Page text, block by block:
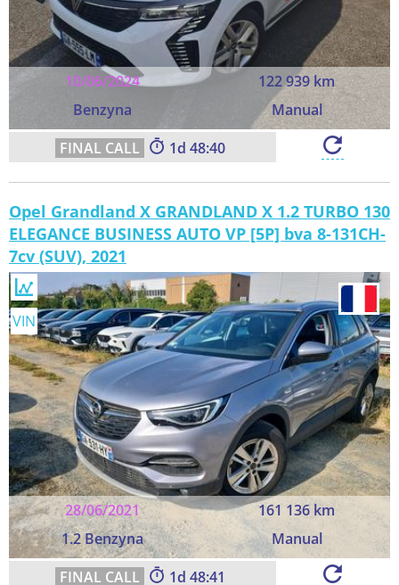
10/06/2024
122 939 km
Benzyna
Manual
1 48:39
Opel Grandland X GRANDLAND X 1.2 TURBO 130
ELEGANCE BUSINESS AUTO VP [5P] bva 8-131CH-
7cv (SUV), 2021
28/06/2021
161 136 km
1.2 Benzyna
Manual
VIN
1 48:40